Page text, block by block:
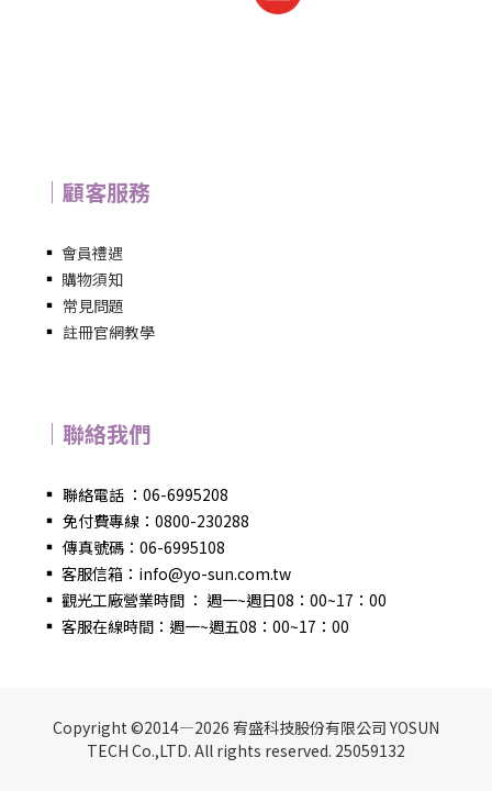
｜顧客服務
▪ 會員禮遇
▪ 購物須知
▪ 常見問題
▪ 註冊官網教學
｜聯絡我們
▪ 聯絡電話 ：06-6995208
▪ 免付費專線：0800-230288
▪ 傳真號碼：06-6995108
▪ 客服信箱：info@yo-sun.com.tw
▪ 觀光工廠營業時間 ： 週一~週日08：00~17：00
▪ 客服在線時間：週一~週五08：00~17：00
Copyright ©2014—2026 宥盛科技股份有限公司 YOSUN
TECH Co.,LTD. All rights reserved. 25059132